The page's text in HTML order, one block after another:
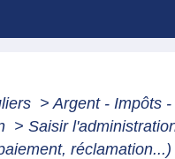
> Argent - Impôts -
> Saisir
réclamation...)